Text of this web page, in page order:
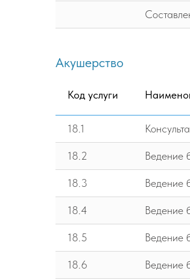
Акушерство
Код услуги
18.1
18.2 Ведение
18.3 Ведение
18.4 Ведение
18.5 Ведение
18.6 Ведение